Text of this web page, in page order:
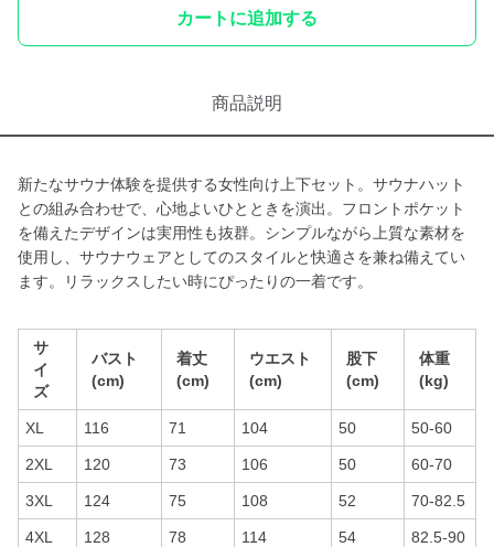
カートに追加する
商品説明
新たなサウナ体験を提供する女性向け上下セット。サウナハット
との組み合わせで、心地よいひとときを演出。フロントポケット
を備えたデザインは実用性も抜群。シンプルながら上質な素材を
使用し、サウナウェアとしてのスタイルと快適さを兼ね備えてい
ます。リラックスしたい時にぴったりの一着です。
サ
イ
ズ
バスト
(cm)
着丈
(cm)
ウエスト
(cm)
股下
(cm)
体重
(kg)
XL 116 71 104 50 50-60
2XL 120 73 106 50 60-70
3XL 124 75 108 52 70-82.5
4XL 128 78 114 54 82.5-90